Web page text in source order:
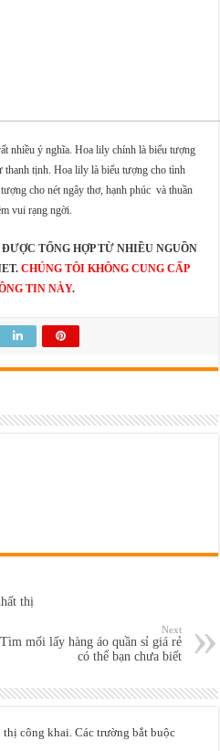
nhiều ý nghĩa. Hoa lily chính là biểu tượng
thanh tịnh. Hoa lily là biểu tượng cho tình
cho nét ngây thơ, hạnh phúc và thuần
vui rạng ngời.
TỔNG HỢP TỪ NHIỀU NGUỒN
CHÚNG TÔI KHÔNG CUNG CẤP
TIN NÀY.
thị
Next
Tìm mối lấy hàng áo quần sỉ giá rẻ
có thể bạn chưa biết
công khai. Các trường bắt buộc